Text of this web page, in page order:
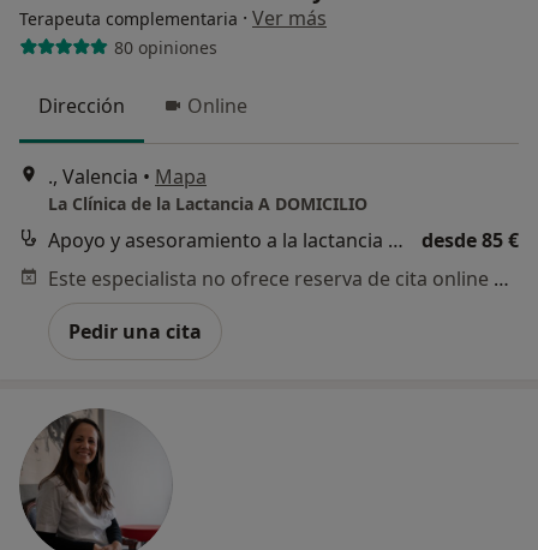
Terapeuta complementaria · Ver más
80 opiniones
Dirección Online
., Valencia • Mapa
La Clínica de la Lactancia A DOMICILIO
Apoyo y asesoramiento a la lactancia materna
desde 85 €
Este especialista no ofrece reserva de cita online en esta dirección.
Pedir una cita